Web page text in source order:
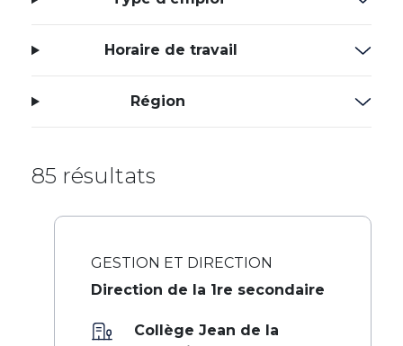
Horaire de travail
Région
85 résultats
GESTION ET DIRECTION
Direction de la 1re secondaire
Collège Jean de la